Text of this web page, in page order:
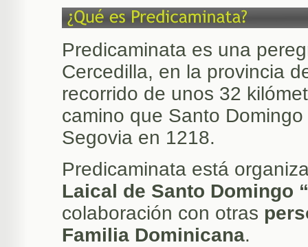
Predicaminata es una
Cercedilla, en la provincia
recorrido de unos 32
camino que Santo
Segovia en 1218.
Predicaminata está
Laical de Santo Domingo
colaboración con otras
Familia Dominicana.